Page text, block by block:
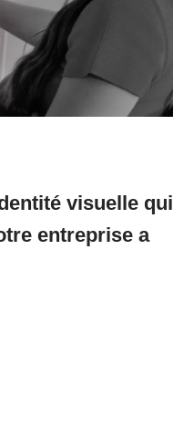
visuelle qui
entreprise a